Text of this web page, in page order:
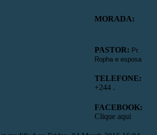
MORADA:
PASTOR: Pr.
Ropha e esposa
TELEFONE:
+244 .
FACEBOOK:
Clique aqui